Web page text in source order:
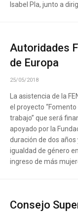
Isabel Pla, junto a
Autoridades
de Europa
25/05/2018
La asistencia de la
el proyecto
trabajo” que será
apoyado por la
duración de dos
igualdad de género
ingreso de más
Consejo